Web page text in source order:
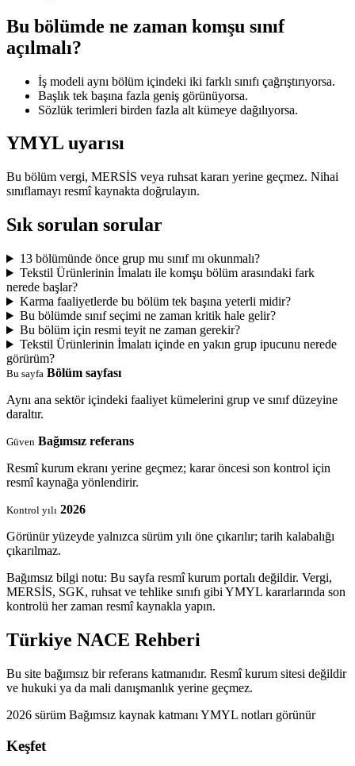
Bu bölümde ne zaman komşu sınıf
açılmalı?
İş modeli aynı bölüm içindeki iki farklı sınıfı çağrıştırıyorsa.
Başlık tek başına fazla geniş görünüyorsa.
Sözlük terimleri birden fazla alt kümeye dağılıyorsa.
YMYL uyarısı
Bu bölüm vergi, MERSİS veya ruhsat kararı yerine geçmez. Nihai
sınıflamayı resmî kaynakta doğrulayın.
Sık sorulan sorular
13 bölümünde önce grup mu sınıf mı okunmalı?
Tekstil Ürünlerinin İmalatı ile komşu bölüm arasındaki fark
nerede başlar?
Karma faaliyetlerde bu bölüm tek başına yeterli midir?
Bu bölümde sınıf seçimi ne zaman kritik hale gelir?
Bu bölüm için resmi teyit ne zaman gerekir?
Tekstil Ürünlerinin İmalatı içinde en yakın grup ipucunu nerede
görürüm?
Bu sayfa Bölüm sayfası
Aynı ana sektör içindeki faaliyet kümelerini grup ve sınıf düzeyine
daraltır.
Güven Bağımsız referans
Resmî kurum ekranı yerine geçmez; karar öncesi son kontrol için
resmî kaynağa yönlendirir.
Kontrol yılı 2026
Görünür yüzeyde yalnızca sürüm yılı öne çıkarılır; tarih kalabalığı
çıkarılmaz.
Bağımsız bilgi notu: Bu sayfa resmî kurum portalı değildir. Vergi,
MERSİS, SGK, ruhsat ve tehlike sınıfı gibi YMYL kararlarında son
kontrolü her zaman resmî kaynakla yapın.
Türkiye NACE Rehberi
Bu site bağımsız bir referans katmanıdır. Resmî kurum sitesi değildir
ve hukuki ya da mali danışmanlık yerine geçmez.
2026 sürüm Bağımsız kaynak katmanı YMYL notları görünür
Keşfet